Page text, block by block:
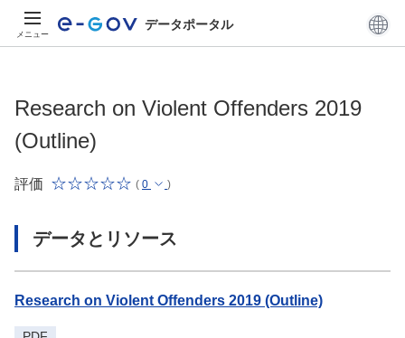
メニュー
データポータル
Research on Violent Offenders 2019
(Outline)
評価 ( 0 )
データとリソース
Research on Violent Offenders 2019 (Outline)